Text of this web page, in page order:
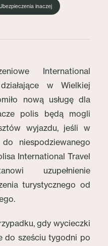
inaczej
International
w Wielkiej
nową usługę dla
polis będą mogli
wyjazdu, jeśli w
niespodziewanego
International Travel
uzupełnienie
turystycznego od
gdy wycieczki
do sześciu tygodni po